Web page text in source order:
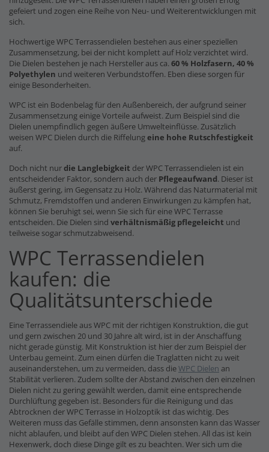
gefeiert und zogen eine Reihe von Neu- und Weiterentwicklungen mit
sich.
Hochwertige WPC Terrassendielen bestehen aus einer speziellen
Zusammensetzung, bei der nicht komplett auf Holz verzichtet wird.
Die Dielen bestehen je nach Hersteller aus ca. 60 % Holzfasern, 40 %
Polyethylen und weiteren Verbundstoffen. Eben diese sorgen für
einige Besonderheiten.
WPC ist ein Bodenbelag für den Außenbereich, der aufgrund seiner
Zusammensetzung einige Vorteile aufweist. Zum Beispiel sind die
Dielen unempfindlich gegen äußere Umwelteinflüsse. Zusätzlich
weisen WPC Dielen durch die Riffelungeine hohe Rutschfestigkeit
auf.
Doch nicht nurdie Langlebigkeit der WPC Terrassendielen ist ein
entscheidender Faktor, sondern auch der Pflegeaufwand. Dieser ist
äußerst gering, im Gegensatz zu Holz. Während das Naturmaterial mit
Schmutz, Fremdstoffen und anderen Einwirkungen zu kämpfen hat,
können Sie beruhigt sei, wenn Sie sich für eine WPC Terrasse
entscheiden. Die Dielen sind verhältnismäßig pflegeleicht und
teilweise sogar schmutzabweisend.
WPC Terrassendielen
kaufen: die
Qualitätsunterschiede
Eine Terrassendiele aus WPC mit der richtigen Konstruktion, die gut
und gern zwischen 20 und 30 Jahre alt wird, ist in der Anschaffung
nicht gerade günstig. Mit Konstruktion ist hier der zum Beispiel der
Unterbau gemeint. Zum einen dürfen die Traglatten nicht zu weit
auseinanderstehen, um zu vermeiden, dass dieWPC Dielen an
Stabilität verlieren. Zudem sollte der Abstand zwischen den einzelnen
Dielen nicht zu gering gewählt werden, damit eine entsprechende
Durchlüftung gegeben ist. Besonders für die Reinigung und das
Abtrocknen der WPC Terrasse in Holzoptik ist das wichtig. Des
Weiteren muss das Gefälle stimmen, denn ansonsten kann das Wasser
nicht ablaufen, und bleibt auf den WPC Dielen stehen. All das ist kein
Hexenwerk, doch diese Dinge gilt es zu beachten. Wer sich um die